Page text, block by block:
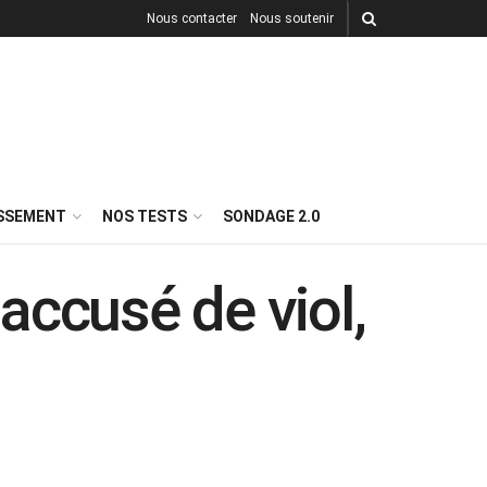
Nous contacter Nous soutenir
NOS TESTS SONDAGE 2.0
de viol,